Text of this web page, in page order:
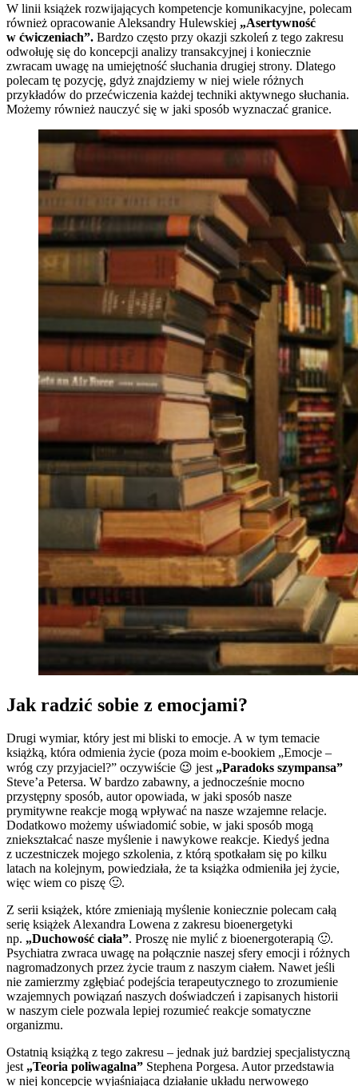
W linii książek rozwijających kompetencje komunikacyjne, polecam
również opracowanie Aleksandry Hulewskiej „Asertywność
w ćwiczeniach”. Bardzo często przy okazji szkoleń z tego zakresu
odwołuję się do koncepcji analizy transakcyjnej i koniecznie
zwracam uwagę na umiejętność słuchania drugiej strony. Dlatego
polecam tę pozycję, gdyż znajdziemy w niej wiele różnych
przykładów do przećwiczenia każdej techniki aktywnego słuchania.
Możemy również nauczyć się w jaki sposób wyznaczać granice.
Jak radzić sobie z emocjami?
Drugi wymiar, który jest mi bliski to emocje. A w tym temacie
książką, która odmienia życie (poza moim e-bookiem „Emocje –
wróg czy przyjaciel?” oczywiście 😉 jest „Paradoks szympansa”
Steve’a Petersa. W bardzo zabawny, a jednocześnie mocno
przystępny sposób, autor opowiada, w jaki sposób nasze
prymitywne reakcje mogą wpływać na nasze wzajemne relacje.
Dodatkowo możemy uświadomić sobie, w jaki sposób mogą
zniekształcać nasze myślenie i nawykowe reakcje. Kiedyś jedna
z uczestniczek mojego szkolenia, z którą spotkałam się po kilku
latach na kolejnym, powiedziała, że ta książka odmieniła jej życie,
więc wiem co piszę 🙂.
Z serii książek, które zmieniają myślenie koniecznie polecam całą
serię książek Alexandra Lowena z zakresu bioenergetyki
np. „Duchowość ciała”. Proszę nie mylić z bioenergoterapią 🙂.
Psychiatra zwraca uwagę na połącznie naszej sfery emocji i różnych
nagromadzonych przez życie traum z naszym ciałem. Nawet jeśli
nie zamierzmy zgłębiać podejścia terapeutycznego to zrozumienie
wzajemnych powiązań naszych doświadczeń i zapisanych historii
w naszym ciele pozwala lepiej rozumieć reakcje somatyczne
organizmu.
Ostatnią książką z tego zakresu – jednak już bardziej specjalistyczną
jest„Teoria poliwagalna” Stephena Porgesa. Autor przedstawia
w niej koncepcję wyjaśniającą działanie układu nerwowego